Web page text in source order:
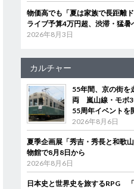
物価高でも「夏は家族で長距離
ライブ予算4万円超、渋滞・猛暑
2026年8月3日
カルチャー
55年間、京の街を
両 嵐山線・モボ
55周年イベントを
2026年8月6日
夏季企画展「秀吉・秀長と和歌
物館で8月8日から
2026年8月6日
日本史と世界史を旅するRPG 「